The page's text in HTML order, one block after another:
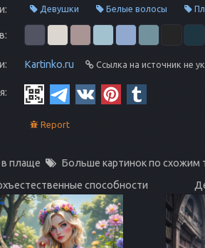
Девушки Белые волосы
Kartinko.ru Ссылка на источник не
Report
в плаще
Больше картинок по схожим
способности